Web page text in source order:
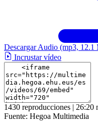
Descargar Audio (mp3, 12.1
Incrustar vídeo
1430 reproducciones | 26:20
Fuente: Hegoa Multimedia